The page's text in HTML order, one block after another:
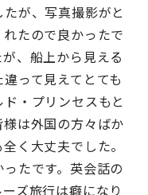
が、写真撮影がと
たので良かったで
、船上から見える
って見えてとても
・プリンセスもと
は外国の方々ばか
く大丈夫でした。
たです。英会話の
ズ旅行は癖になり